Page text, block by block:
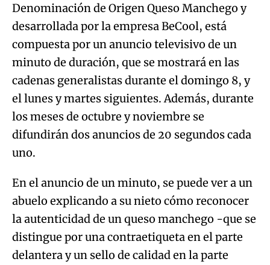
Denominación de Origen Queso Manchego y
desarrollada por la empresa BeCool, está
compuesta por un anuncio televisivo de un
minuto de duración, que se mostrará en las
cadenas generalistas durante el domingo 8, y
el lunes y martes siguientes. Además, durante
los meses de octubre y noviembre se
difundirán dos anuncios de 20 segundos cada
uno.
En el anuncio de un minuto, se puede ver a un
abuelo explicando a su nieto cómo reconocer
la autenticidad de un queso manchego -que se
distingue por una contraetiqueta en el parte
delantera y un sello de calidad en la parte